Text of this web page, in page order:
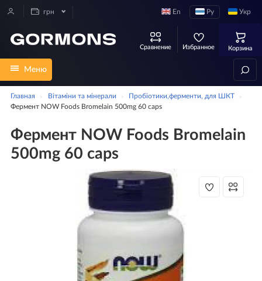
грн Укр
Ру
En
Сравнение Избранное Корзина
Меню
Главная Вітаміни та мінерали
Пробіотики,ферменти, для ШКТ
Фермент NOW Foods Bromelain 500mg 60 caps
Фермент NOW Foods Bromelain
500mg 60 caps